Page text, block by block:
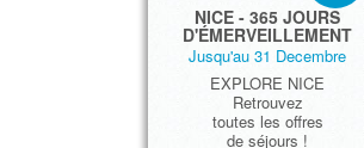
​NICE - 365 JOURS
D'ÉMERVEILLEMENT
Jusqu'au 31 Decembre
EXPLORE NICE
Retrouvez
toutes les offres
de séjours !